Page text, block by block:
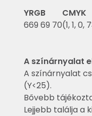
Y
6
RGB
69 69 70
CMYK
(1, 1, 0,
A színárnyalat
A színárnyalat
(Y<25).
Bővebb
Lejjebb találja a